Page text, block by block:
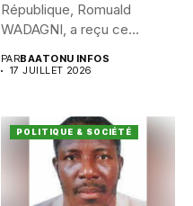
République, Romuald
WADAGNI, a reçu ce
PARBAATONU INFOS
17 JUILLET 2026
POLITIQUE & SOCIÉTÉ